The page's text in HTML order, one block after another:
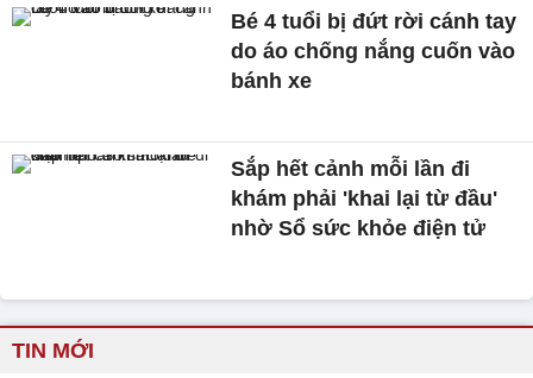
Bé 4 tuổi bị đứt rời cánh tay
do áo chống nắng cuốn vào
bánh xe
Sắp hết cảnh mỗi lần đi
khám phải 'khai lại từ đầu'
nhờ Sổ sức khỏe điện tử
TIN MỚI